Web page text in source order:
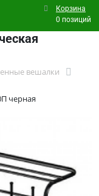
Корзина
0 позиций
вешалки
черная